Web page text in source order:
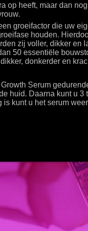
op heeft, maar dan
groeifactor die uw
houden.
zij voller, dikker en
50 essentiële
donkerder en
Serum
huid. Daarna kunt u 3
is kunt u het serum